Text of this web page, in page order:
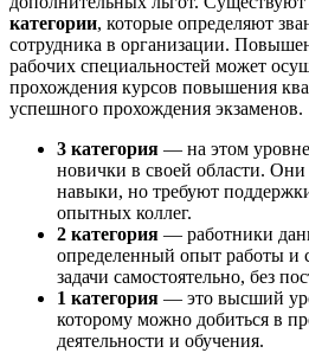
категории, которые определяют
сотрудника в организации.
рабочих специальностей может
прохождения курсов повышения
успешного прохождения экзаменов.
3 категория — на этом
новички в своей области.
навыки, но требуют
опытных коллег.
2 категория — работники
определенный опыт работы и
задачи самостоятельно, без
1 категория — это высший
которому можно добиться в
деятельности и обучения.